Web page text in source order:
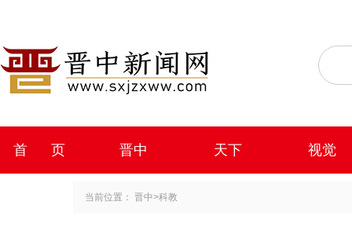
首 页 晋中 天下 视觉
当前位置： 晋中>科教